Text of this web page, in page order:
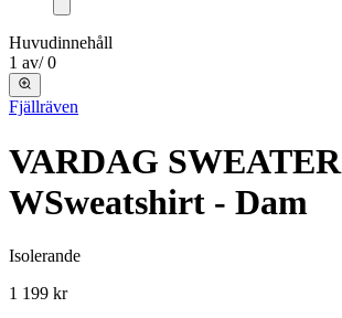
Huvudinnehåll
1 av/ 0
Fjällräven
VARDAG SWEATER
WSweatshirt - Dam
Isolerande
1 199 kr